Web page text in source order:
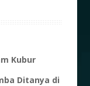
Kubur
Ditanya di